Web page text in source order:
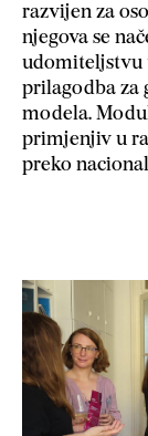
razvijen za
njegova se
udomiteljstvu
prilagodba za
modela.
primjenjiv u
preko